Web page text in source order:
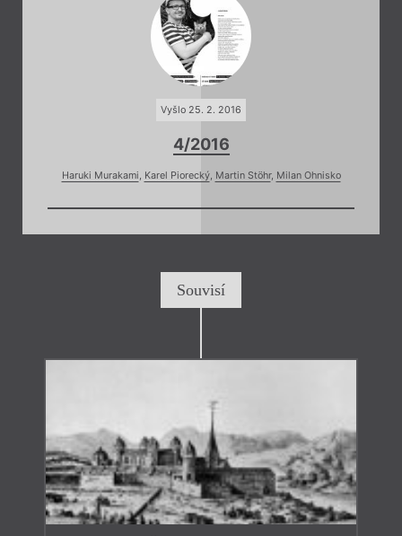
Vyšlo 25. 2. 2016
4/2016
Haruki Murakami, Karel Piorecký, Martin Stöhr, Milan Ohnisko
Souvisí